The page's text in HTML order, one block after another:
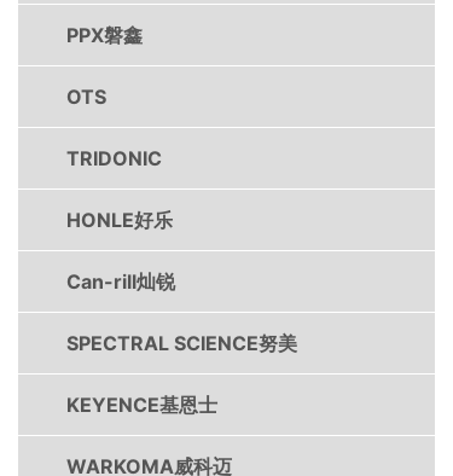
PPX磐鑫
OTS
TRIDONIC
HONLE好乐
Can-rill灿锐
SPECTRAL SCIENCE努美
KEYENCE基恩士
WARKOMA威科迈